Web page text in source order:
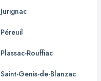
Jurignac
Péreuil
Plassac-Rouffiac
Saint-Genis-de-Blanzac